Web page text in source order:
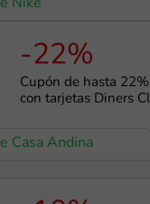
Nike
-22%
Cupón de hasta 22%
con tarjetas Diners
Casa Andina